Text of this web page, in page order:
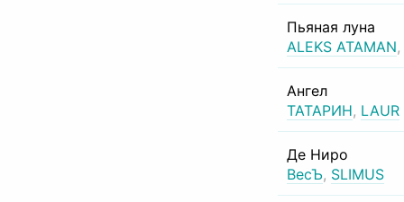
Пьяная луна
ALEKS ATAMAN,
Ангел
ТАТАРИН, LAUR
Де Ниро
ВесЪ, SLIMUS